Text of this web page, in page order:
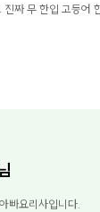
진짜 무 한입 고등어
빠요리사입니다.